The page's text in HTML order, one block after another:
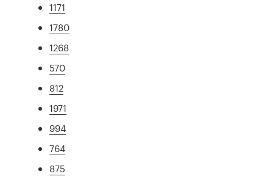
1171
1780
1268
570
812
1971
994
764
875